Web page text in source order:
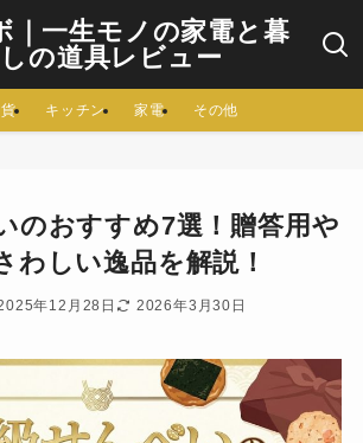
｜一生モノの家電と暮
の道具レビュー
キッチン 家電 その他
のおすすめ7選！贈答用や
わしい逸品を解説！
年12月28日 2026年3月30日